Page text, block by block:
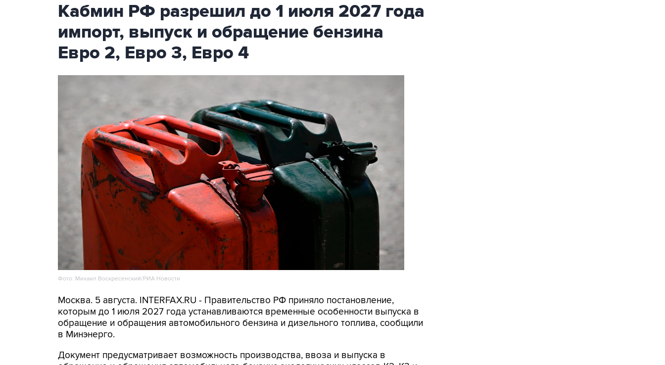
Кабмин РФ разрешил до 1 июля 2027 года
импорт, выпуск и обращение бензина
Евро 2, Евро 3, Евро 4
Фото: Михаил Воскресенский/РИА Новости
Москва. 5 августа. INTERFAX.RU - Правительство РФ приняло постановление,
которым до 1 июля 2027 года устанавливаются временные особенности выпуска в
обращение и обращения автомобильного бензина и дизельного топлива, сообщили
в Минэнерго.
Документ предусматривает возможность производства, ввоза и выпуска в